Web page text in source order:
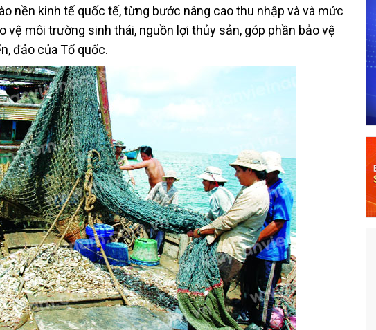
nền kinh tế quốc tế, từng bước nâng cao thu nhập và và mức
vệ môi trường sinh thái, nguồn lợi thủy sản, góp phần bảo vệ
đảo của Tổ quốc.